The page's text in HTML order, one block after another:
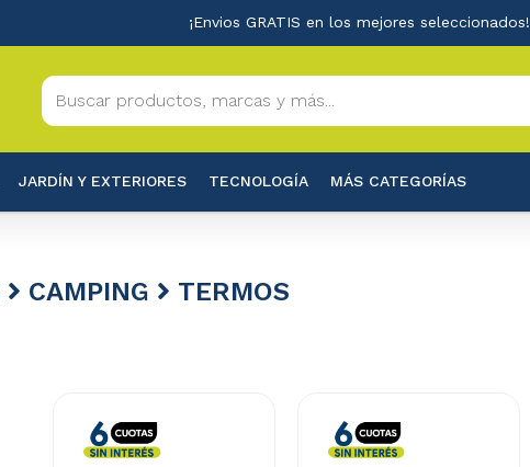
¡Envios GRATIS en los mejores seleccionados!
JARDÍN Y EXTERIORES TECNOLOGÍA MÁS CATEGORÍAS
CAMPING TERMOS